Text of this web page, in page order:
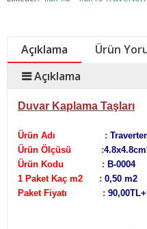
Açıklama
Ürün
Açıklama
Duvar Kaplama Taşları
Ürün Adı :
Ürün Ölçüsü :
Ürün Kodu : B-0004
1 Paket Kaç m2 : 0,50 m2
Paket Fiyatı :